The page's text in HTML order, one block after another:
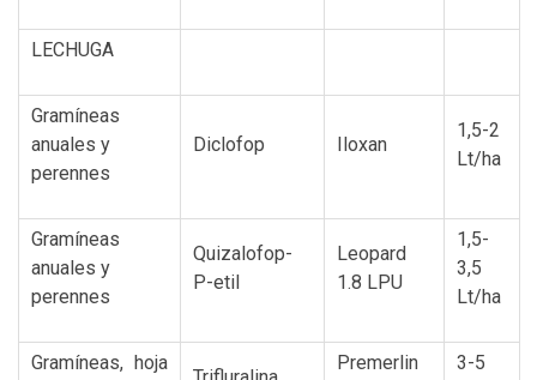
LECHUGA
Gramíneas
anuales y
perennes
Diclofop Iloxan
1,5-2
Lt/ha
Gramíneas
anuales y
perennes
Quizalofop-
P-etil
Leopard
1.8 LPU
1,5-
3,5
Lt/ha
Gramíneas, hoja
Premerlin
3-5